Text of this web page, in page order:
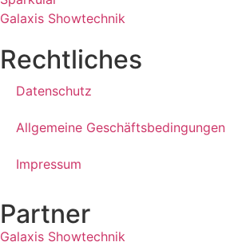
Galaxis Showtechnik
Rechtliches
Datenschutz
Allgemeine Geschäftsbedingungen
Impressum
Partner
Galaxis Showtechnik